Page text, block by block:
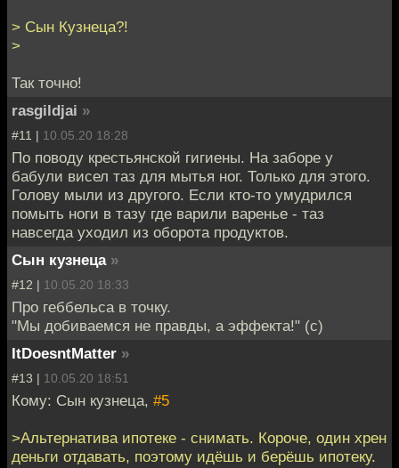
> Сын Кузнеца?!
>
Так точно!
rasgildjai »
#11 | 10.05.20 18:28
По поводу крестьянской гигиены. На заборе у
бабули висел таз для мытья ног. Только для этого.
Голову мыли из другого. Если кто-то умудрился
помыть ноги в тазу где варили варенье - таз
навсегда уходил из оборота продуктов.
Сын кузнеца »
#12 | 10.05.20 18:33
Про геббельса в точку.
"Мы добиваемся не правды, а эффекта!" (с)
ItDoesntMatter »
#13 | 10.05.20 18:51
Кому: Сын кузнеца, #5
>Альтернатива ипотеке - снимать. Короче, один хрен
деньги отдавать, поэтому идёшь и берёшь ипотеку.